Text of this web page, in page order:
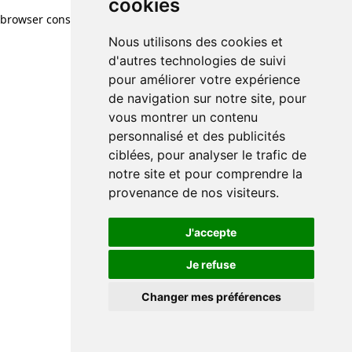
cookies
Nous utilisons des cookies et
d'autres technologies de suivi
pour améliorer votre expérience
de navigation sur notre site, pour
vous montrer un contenu
personnalisé et des publicités
ciblées, pour analyser le trafic de
notre site et pour comprendre la
provenance de nos visiteurs.
J'accepte
Je refuse
Changer mes préférences
browser console for more information)